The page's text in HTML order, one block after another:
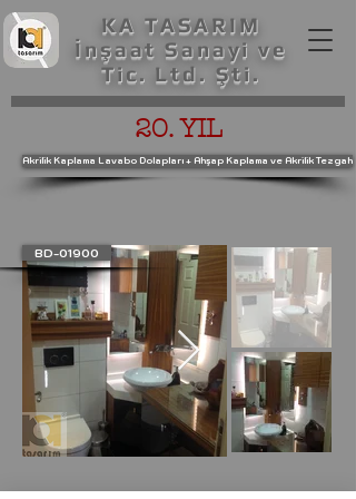
KA TASARIM
İnşaat Sanayi ve
Tic. Ltd. Şti.
20. YIL
Akrilik Kaplama Lavabo Dolapları + Ahşap Kaplama ve Akrilik Tezgah
BD-01900